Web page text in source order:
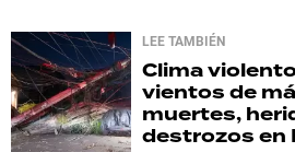
LEE TAMBIÉN
Clima
vientos de
muertes,
destrozos en